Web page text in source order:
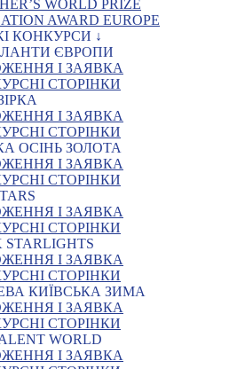
WORLD PRIZE
AWARD EUROPE
КОНКУРСИ ↓
ЄВРОПИ
І ЗАЯВКА
СТОРІНКИ
І ЗАЯВКА
СТОРІНКИ
ОСІНЬ ЗОЛОТА
І ЗАЯВКА
СТОРІНКИ
І ЗАЯВКА
СТОРІНКИ
STARLIGHTS
І ЗАЯВКА
СТОРІНКИ
КИЇВСЬКА ЗИМА
І ЗАЯВКА
СТОРІНКИ
WORLD
І ЗАЯВКА